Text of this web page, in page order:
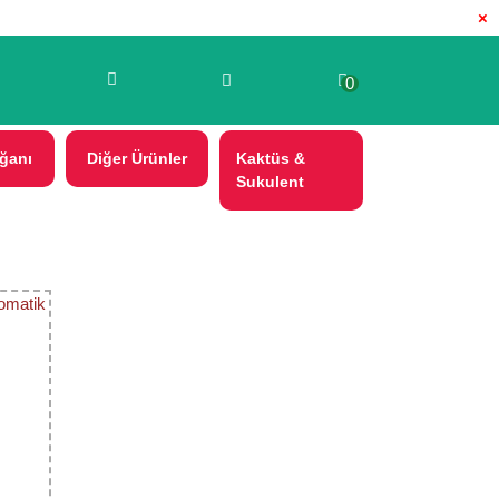
×
0
Diğer Ürünler
Kaktüs &
Sukulent